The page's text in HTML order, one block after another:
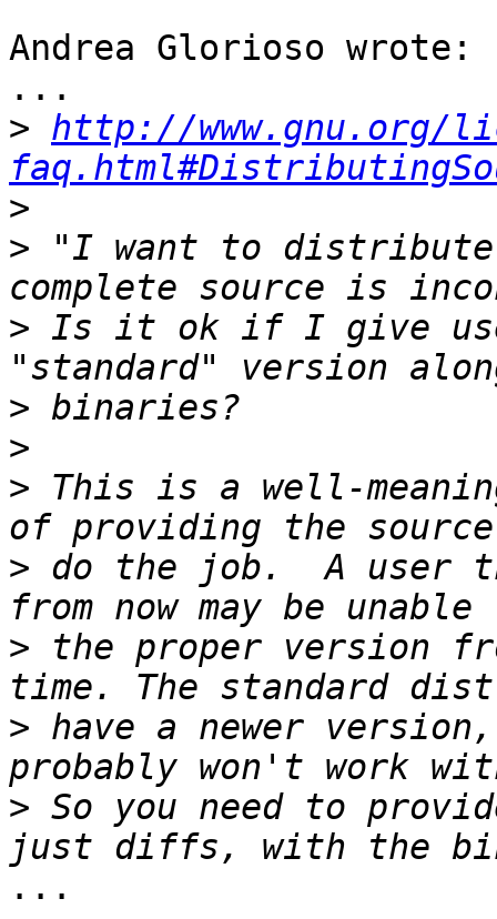
Andrea Glorioso wrote:
...
> http://www.gnu.org/
>
> "I want to
> Is it ok if I give
>
>
> This is a well-
> do the job.  A user
> the proper version
> have a newer
> So you need to
...